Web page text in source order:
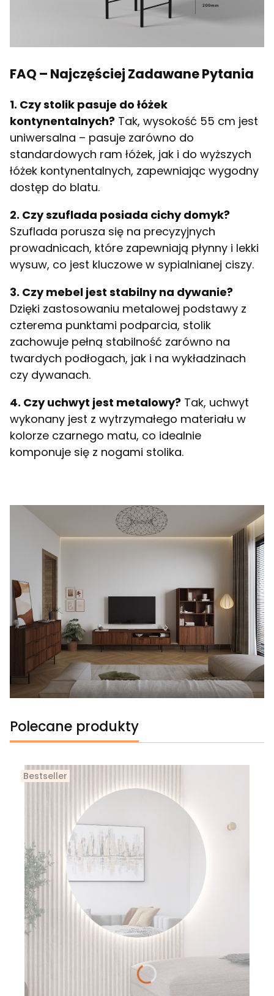
FAQ – Najczęściej Zadawane Pytania
1. Czy stolik pasuje do łóżek
kontynentalnych? Tak, wysokość 55 cm jest
uniwersalna – pasuje zarówno do
standardowych ram łóżek, jak i do wyższych
łóżek kontynentalnych, zapewniając wygodny
dostęp do blatu.
2. Czy szuflada posiada cichy domyk?
Szuflada porusza się na precyzyjnych
prowadnicach, które zapewniają płynny i lekki
wysuw, co jest kluczowe w sypialnianej ciszy.
3. Czy mebel jest stabilny na dywanie?
Dzięki zastosowaniu metalowej podstawy z
czterema punktami podparcia, stolik
zachowuje pełną stabilność zarówno na
twardych podłogach, jak i na wykładzinach
czy dywanach.
4. Czy uchwyt jest metalowy? Tak, uchwyt
wykonany jest z wytrzymałego materiału w
kolorze czarnego matu, co idealnie
komponuje się z nogami stolika.
Polecane produkty
Bestseller